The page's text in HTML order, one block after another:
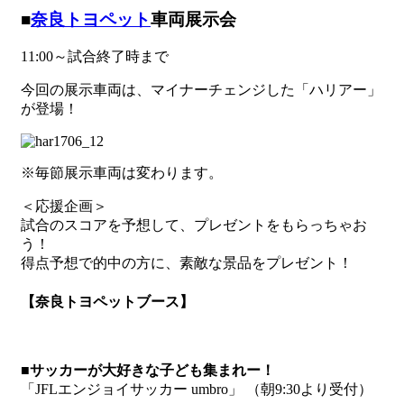
■奈良トヨペット車両展示会
11:00～試合終了時まで
今回の展示車両は、マイナーチェンジした「ハリアー」
が登場！
※毎節展示車両は変わります。
＜応援企画＞
試合のスコアを予想して、プレゼントをもらっちゃお
う！
得点予想で的中の方に、素敵な景品をプレゼント！
【奈良トヨペットブース】
■サッカーが大好きな子ども集まれー！
「JFLエンジョイサッカー umbro」 （朝9:30より受付）